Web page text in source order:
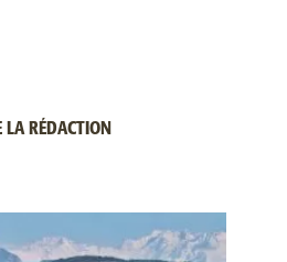
LA RÉDACTION